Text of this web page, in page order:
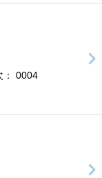
： 0004